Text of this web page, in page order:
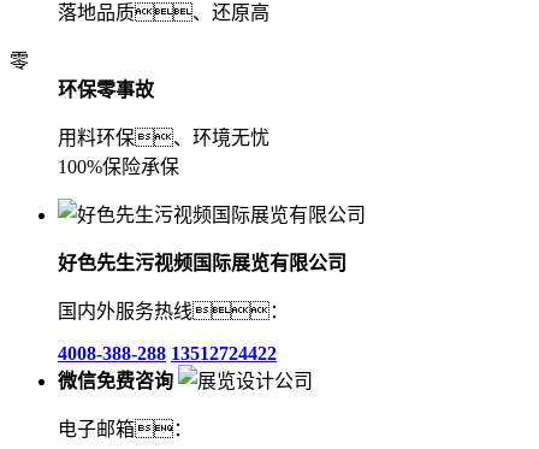
落地品质、还原高
零
环保零事故
用料环保、环境无忧
100%保险承保
好色先生污视频国际展览有限公司
国内外服务热线：
4008-388-288 13512724422
微信免费咨询
电子邮箱：